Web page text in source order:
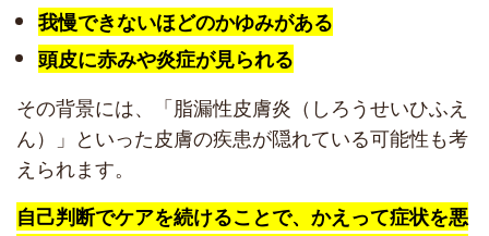
我慢できないほどのかゆみがある
頭皮に赤みや炎症が見られる
その背景には、「脂漏性皮膚炎（しろうせいひふえ
ん）」といった皮膚の疾患が隠れている可能性も考
えられます。
自己判断でケアを続けることで、かえって症状を悪